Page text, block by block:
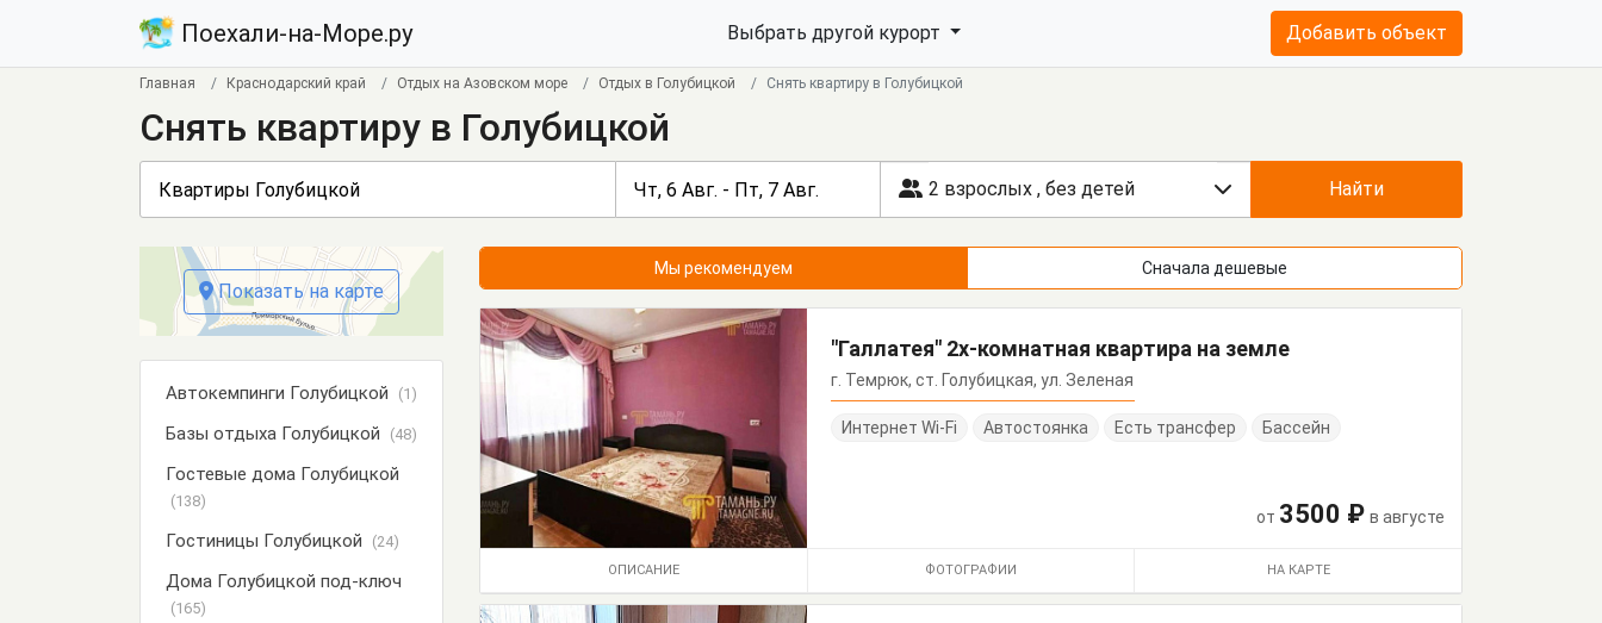
Поехали-на-Море.ру Выбрать другой курорт Добавить объект
Главная Краснодарский край Отдых на Азовском море Отдых в Голубицкой Снять квартиру в Голубицкой
Снять квартиру в Голубицкой
2 взрослых , без детей Найти
Мы рекомендуем Сначала дешевые
"Галлатея" 2х-комнатная квартира на земле
г. Темрюк, ст. Голубицкая, ул. Зеленая
Интернет Wi-Fi Автостоянка Есть трансфер Бассейн
от 3500 ₽ в августе
ОПИСАНИЕ ФОТОГРАФИИ НА КАРТЕ
Показать на карте
Автокемпинги Голубицкой (1)
Базы отдыха Голубицкой (48)
Гостевые дома Голубицкой
(138)
Гостиницы Голубицкой (24)
Дома Голубицкой под-ключ
(165)